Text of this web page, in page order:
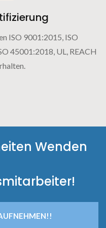
ISO 9001:2015, ISO
45001:2018, UL, REACH
Wenden